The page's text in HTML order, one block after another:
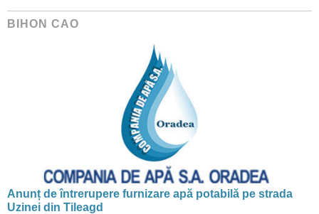
BIHON CAO
Anunț de întrerupere furnizare apă potabilă pe strada
Uzinei din Tileagd